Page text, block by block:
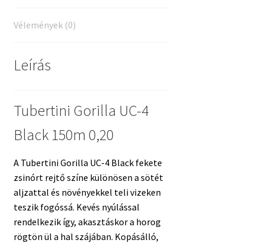
Vélemények (0)
Leírás
Tubertini Gorilla UC-4
Black 150m 0,20
A Tubertini Gorilla UC-4 Black fekete
zsinórt rejtő színe különösen a sötét
aljzattal és növényekkel teli vizeken
teszik fogóssá. Kevés nyúlással
rendelkezik így, akasztáskor a horog
rögtön ül a hal szájában. Kopásálló,